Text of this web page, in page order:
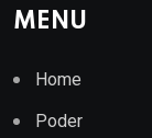
MENU
Home
Poder